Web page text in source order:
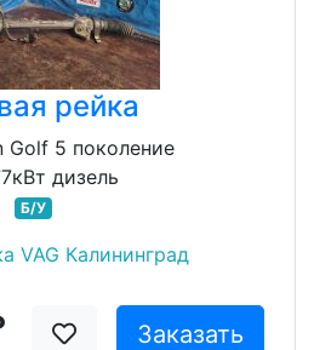
рейка
Golf 5 поколение
дизель
Б/У
VAG Калининград
Заказать